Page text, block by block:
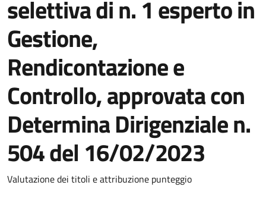
selettiva di n. 1 esperto in
Gestione,
Rendicontazione e
Controllo, approvata con
Determina Dirigenziale n.
504 del 16/02/2023
Dettagli della notizia
Valutazione dei titoli e attribuzione punteggio